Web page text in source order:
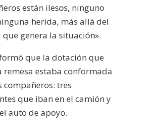
están ilesos, ninguno
herida, más allá del
genera la situación».
que la dotación que
remesa estaba conformada
compañeros: tres
que iban en el camión y
auto de apoyo.